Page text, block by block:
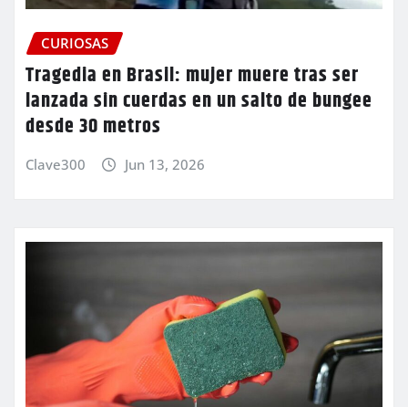
CURIOSAS
Tragedia en Brasil: mujer muere tras ser
lanzada sin cuerdas en un salto de bungee
desde 30 metros
Clave300 Jun 13, 2026